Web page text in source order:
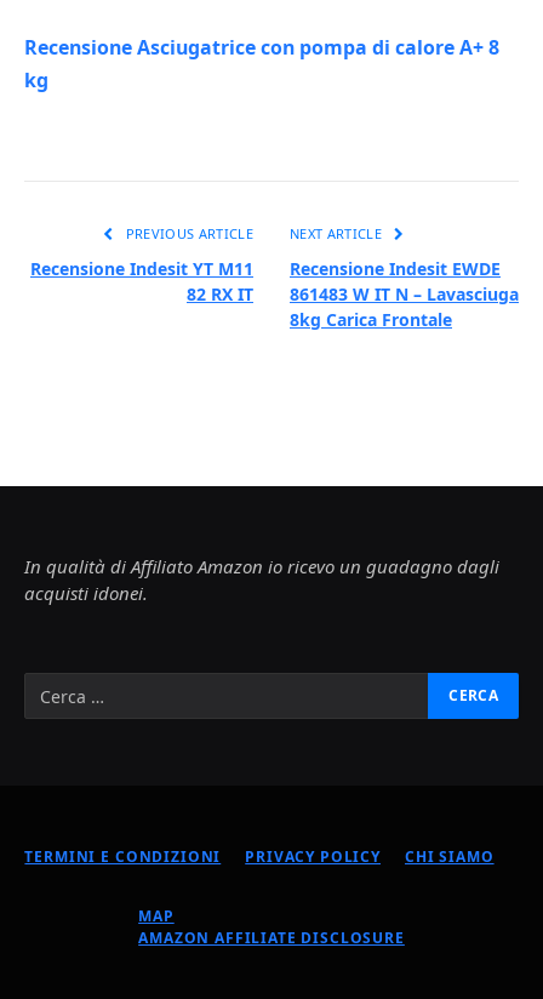
Recensione Asciugatrice con pompa di calore A+ 8
kg
PREVIOUS ARTICLE
Recensione Indesit YT M11
82 RX IT
NEXT ARTICLE
Recensione Indesit EWDE
861483 W IT N – Lavasciuga
8kg Carica Frontale
In qualità di Affiliato Amazon io ricevo un guadagno dagli
acquisti idonei.
TERMINI E CONDIZIONI PRIVACY POLICY CHI SIAMO
MAP
AMAZON AFFILIATE DISCLOSURE